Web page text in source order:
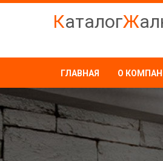
КаталогЖ
ГЛАВНАЯ О